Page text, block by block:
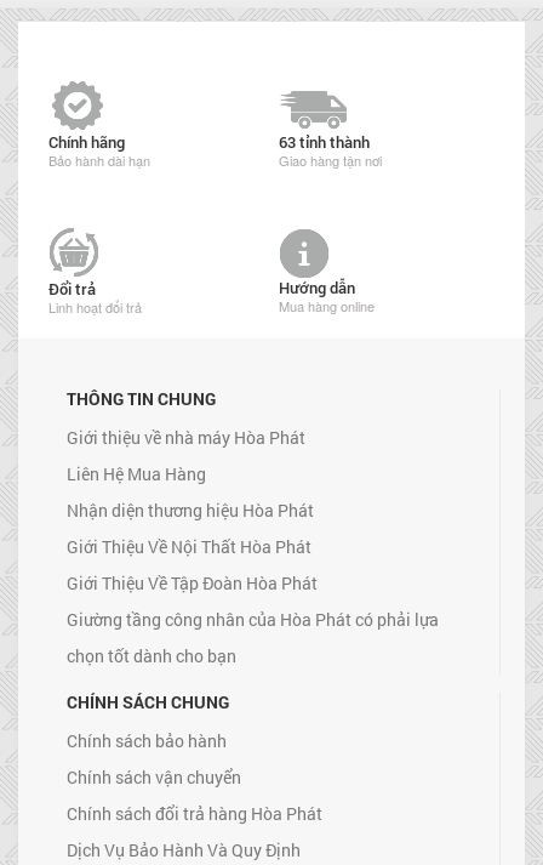
Chính hãng
Bảo hành dài hạn
63 tỉnh thành
Giao hàng tận nơi
Đổi trả
Linh hoạt đổi trả
Hướng dẫn
Mua hàng online
THÔNG TIN CHUNG
Giới thiệu về nhà máy Hòa Phát
Liên Hệ Mua Hàng
Nhận diện thương hiệu Hòa Phát
Giới Thiệu Về Nội Thất Hòa Phát
Giới Thiệu Về Tập Đoàn Hòa Phát
Giường tầng công nhân của Hòa Phát có phải lựa
chọn tốt dành cho bạn
CHÍNH SÁCH CHUNG
Chính sách bảo hành
Chính sách vận chuyển
Chính sách đổi trả hàng Hòa Phát
Dịch Vụ Bảo Hành Và Quy Định